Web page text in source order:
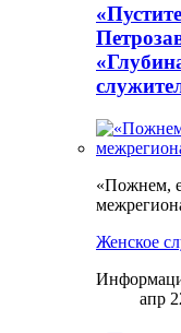
«Пожнем,
Женское
апр